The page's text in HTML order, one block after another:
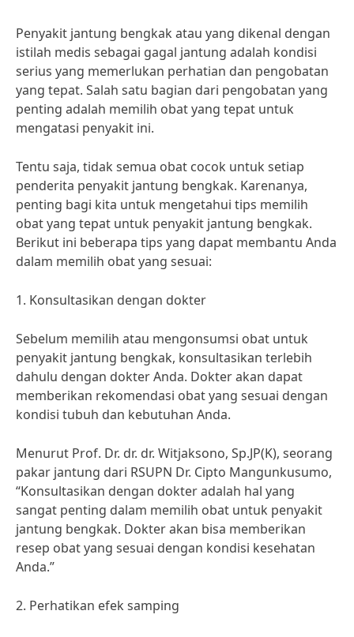
Penyakit jantung bengkak atau yang dikenal dengan
istilah medis sebagai gagal jantung adalah kondisi
serius yang memerlukan perhatian dan pengobatan
yang tepat. Salah satu bagian dari pengobatan yang
penting adalah memilih obat yang tepat untuk
mengatasi penyakit ini.
Tentu saja, tidak semua obat cocok untuk setiap
penderita penyakit jantung bengkak. Karenanya,
penting bagi kita untuk mengetahui tips memilih
obat yang tepat untuk penyakit jantung bengkak.
Berikut ini beberapa tips yang dapat membantu Anda
dalam memilih obat yang sesuai:
1. Konsultasikan dengan dokter
Sebelum memilih atau mengonsumsi obat untuk
penyakit jantung bengkak, konsultasikan terlebih
dahulu dengan dokter Anda. Dokter akan dapat
memberikan rekomendasi obat yang sesuai dengan
kondisi tubuh dan kebutuhan Anda.
Menurut Prof. Dr. dr. dr. Witjaksono, Sp.JP(K), seorang
pakar jantung dari RSUPN Dr. Cipto Mangunkusumo,
“Konsultasikan dengan dokter adalah hal yang
sangat penting dalam memilih obat untuk penyakit
jantung bengkak. Dokter akan bisa memberikan
resep obat yang sesuai dengan kondisi kesehatan
Anda.”
2. Perhatikan efek samping